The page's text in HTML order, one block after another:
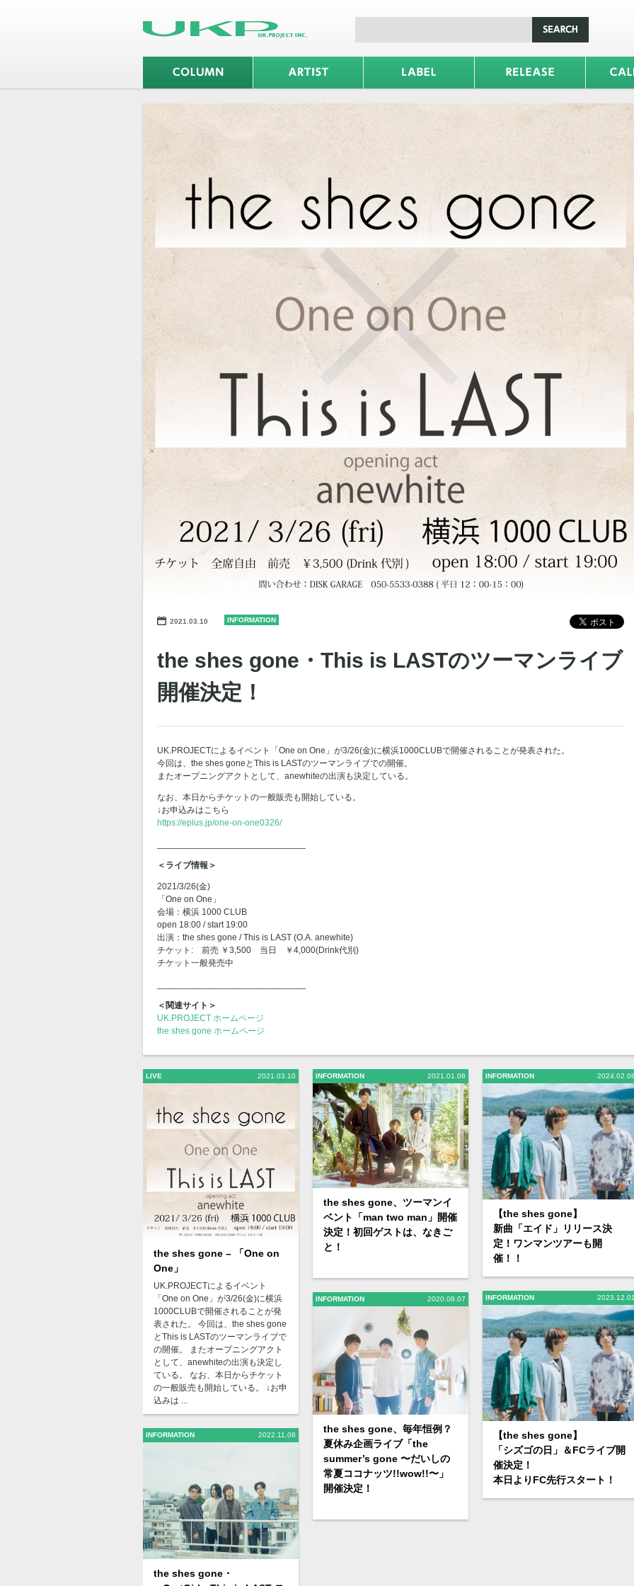
2021.03.10 INFORMATION
the shes gone・This is LASTのツーマンライブ
開催決定！
UK.PROJECTによるイベント「One on One」が3/26(金)に横浜1000CLUBで開催されることが発表された。
今回は、the shes goneとThis is LASTのツーマンライブでの開催。
またオープニングアクトとして、anewhiteの出演も決定している。
なお、本日からチケットの一般販売も開始している。
↓お申込みはこちら
https://eplus.jp/one-on-one0326/
＜ライブ情報＞
2021/3/26(金)
「One on One」
会場：横浜 1000 CLUB
open 18:00 / start 19:00
出演：the shes gone / This is LAST (O.A. anewhite)
チケット: 前売 ￥3,500 当日 ￥4,000(Drink代別)
チケット一般発売中
＜関連サイト＞
UK.PROJECT ホームページ
the shes gone ホームページ
LIVE 2021.03.10
the shes gone – 「One on
One」
UK.PROJECTによるイベント
「One on One」が3/26(金)に横浜
1000CLUBで開催されることが発
表された。 今回は、the shes gone
とThis is LASTのツーマンライブで
の開催。 またオープニングアクト
として、anewhiteの出演も決定し
ている。 なお、本日からチケット
の一般販売も開始している。 ↓お申
込みは ...
INFORMATION 2022.11.08
the shes gone・
INFORMATION 2021.01.08
the shes gone、ツーマンイ
ベント「man two man」開催
決定！初回ゲストは、なきご
と！
INFORMATION 2020.08.07
the shes gone、毎年恒例？
夏休み企画ライブ「the
summer’s gone 〜だいしの
常夏ココナッツ!!wow!!〜」
開催決定！
INFORMATION
【the shes gone】
新曲「エイド」リリース決
定！ワンマンツアーも開
催！！
INFORMATION
【the shes gone】
「シズゴの日」＆FCライブ開
催決定！
本日よりFC先行スタート！